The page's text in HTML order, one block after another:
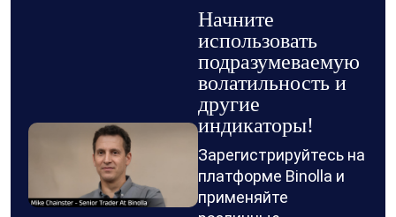
Начните
использовать
подразумеваемую
волатильность и
другие
индикаторы!
Зарегистрируйтесь на
платформе Binolla и
применяйте